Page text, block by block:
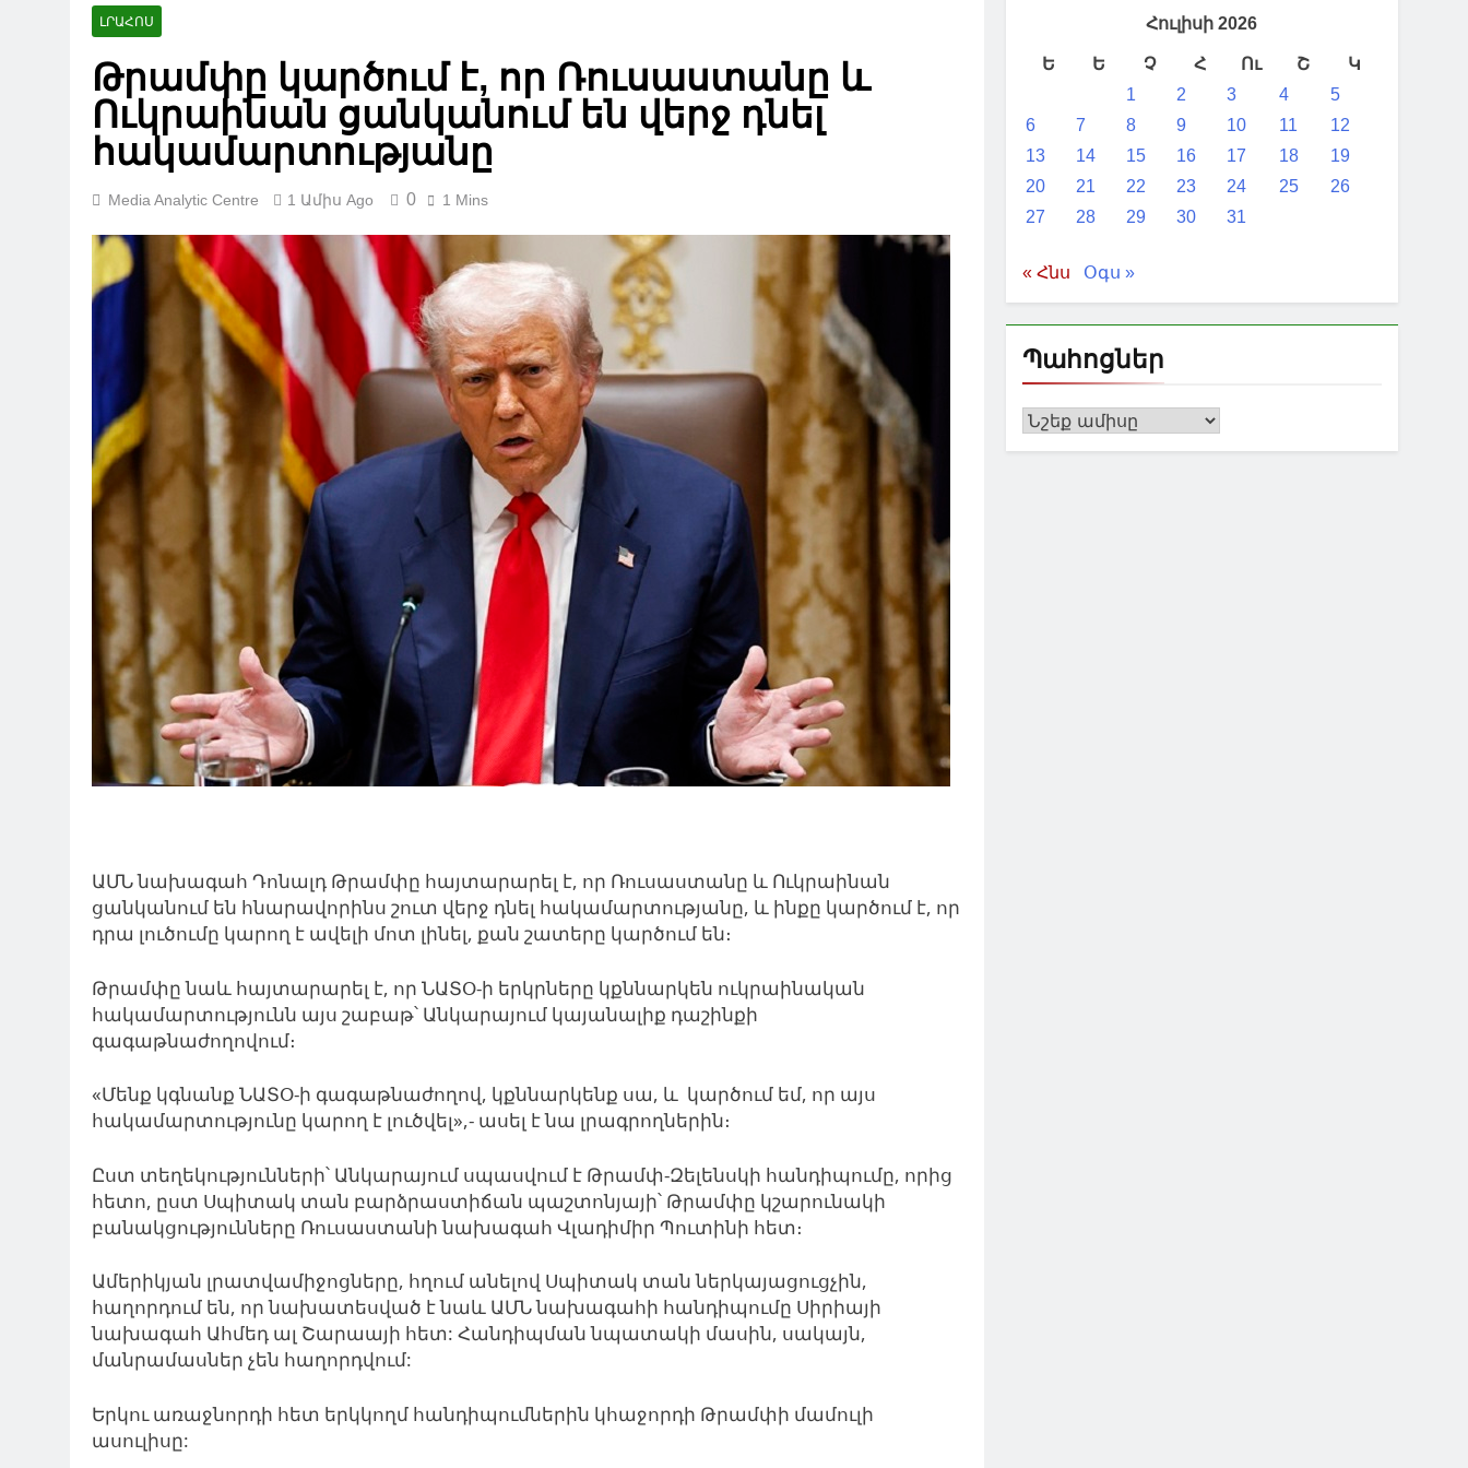
ԼՐԱՀՈՍ
Թրամփը կարծում է, որ Ռուսաստանը և
Ուկրաինան ցանկանում են վերջ դնել
հակամարտությանը
Media Analytic Centre 1 Ամիս Ago 0 1 Mins
ԱՄՆ նախագահ Դոնալդ Թրամփը հայտարարել է, որ Ռուսաստանը և Ուկրաինան
ցանկանում են հնարավորինս շուտ վերջ դնել հակամարտությանը, և ինքը կարծում է, որ
դրա լուծումը կարող է ավելի մոտ լինել, քան շատերը կարծում են։
Թրամփը նաև հայտարարել է, որ ՆԱՏՕ-ի երկրները կքննարկեն ուկրաինական
հակամարտությունն այս շաբաթ՝ Անկարայում կայանալիք դաշինքի
գագաթնաժողովում։
«Մենք կգնանք ՆԱՏՕ-ի գագաթնաժողով, կքննարկենք սա, և կարծում եմ, որ այս
հակամարտությունը կարող է լուծվել»,- ասել է նա լրագրողներին։
Ըստ տեղեկությունների՝ Անկարայում սպասվում է Թրամփ-Զելենսկի հանդիպումը, որից
հետո, ըստ Սպիտակ տան բարձրաստիճան պաշտոնյայի՝ Թրամփը կշարունակի
բանակցությունները Ռուսաստանի նախագահ Վլադիմիր Պուտինի հետ։
Ամերիկյան լրատվամիջոցները, հղում անելով Սպիտակ տան ներկայացուցչին,
հաղորդում են, որ նախատեսված է նաև ԱՄՆ նախագահի հանդիպումը Սիրիայի
նախագահ Ահմեդ ալ Շարաայի հետ: Հանդիպման նպատակի մասին, սակայն,
մանրամասներ չեն հաղորդվում:
Երկու առաջնորդի հետ երկկողմ հանդիպումներին կհաջորդի Թրամփի մամուլի
ասուլիսը:
Հուլիսի 2026
Ե Ե Չ Հ Ու Շ
Կ
1
2 3 4
5
6
7 8 9 10 11
12
13
14 15 16 17 18
19
20
21 22 23 24 25
26
27
28 29 30 31
« Հնս Օգս »
Պահոցներ
Պահոցներ